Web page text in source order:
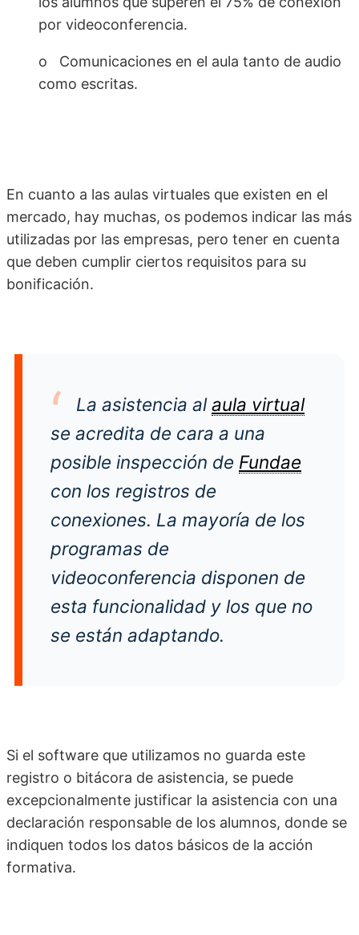
por videoconferencia.
o Comunicaciones en el aula tanto de audio
como escritas.
En cuanto a las aulas virtuales que existen en el
mercado, hay muchas, os podemos indicar las más
utilizadas por las empresas, pero tener en cuenta
que deben cumplir ciertos requisitos para su
bonificación.
La asistencia alaula virtual
se acredita de cara a una
posible inspección de Fundae
con los registros de
conexiones. La mayoría de los
programas de
videoconferencia disponen de
esta funcionalidad y los que no
se están adaptando.
Si el software que utilizamos no guarda este
registro o bitácora de asistencia, se puede
excepcionalmente justificar la asistencia con una
declaración responsable de los alumnos, donde se
indiquen todos los datos básicos de la acción
formativa.